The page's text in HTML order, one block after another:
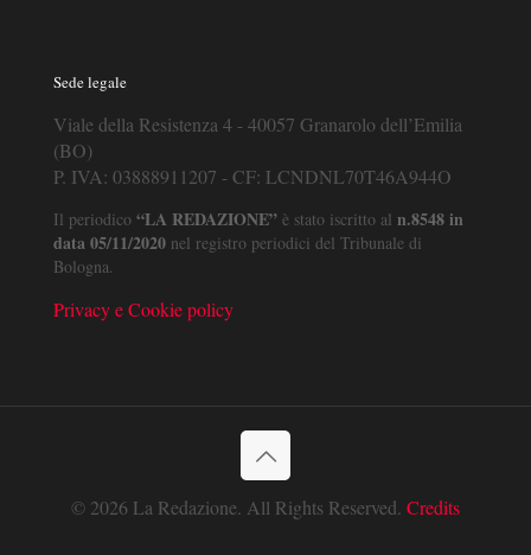
Sede legale
Viale della Resistenza 4 - 40057 Granarolo dell’Emilia
(BO)
P. IVA: 03888911207 - CF: LCNDNL70T46A944O
Il periodico “LA REDAZIONE” è stato iscritto al n.8548 in
data 05/11/2020 nel registro periodici del Tribunale di
Bologna.
Privacy e Cookie policy
© 2026 La Redazione. All Rights Reserved. Credits